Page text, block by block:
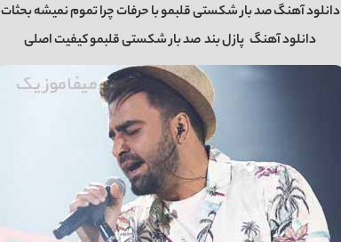
دانلود آهنگ صد بار شکستی قلبمو با حرفات چرا تموم نمیشه بحثات
دانلود آهنگ پازل بندصد بار شکستی قلبمو کیفیت اصلی